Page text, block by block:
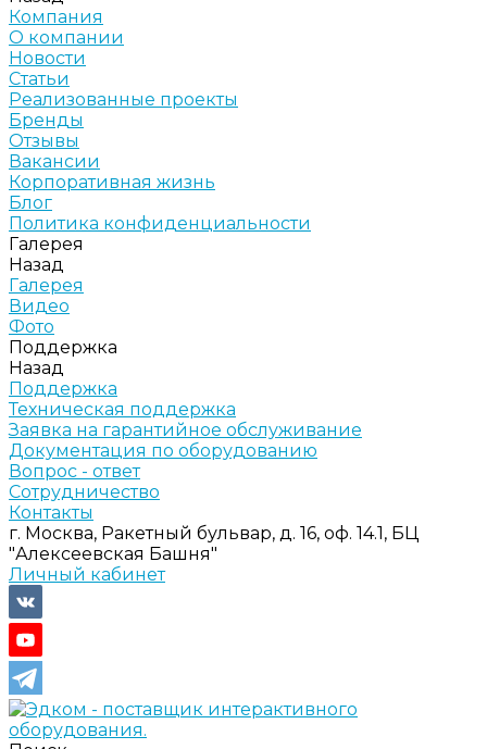
Компания
О компании
Новости
Статьи
Реализованные проекты
Бренды
Отзывы
Вакансии
Корпоративная жизнь
Блог
Политика конфиденциальности
Галерея
Назад
Галерея
Видео
Фото
Поддержка
Назад
Поддержка
Техническая поддержка
Заявка на гарантийное обслуживание
Документация по оборудованию
Вопрос - ответ
Сотрудничество
Контакты
г. Москва, Ракетный бульвар, д. 16, оф. 14.1, БЦ
"Алексеевская Башня"
Личный кабинет